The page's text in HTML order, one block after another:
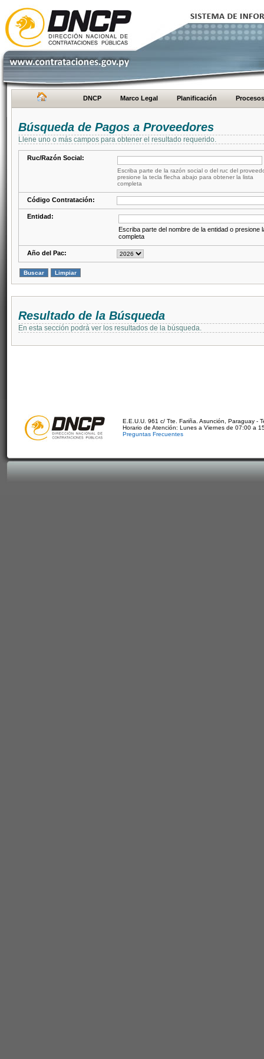
DNCP Marco Legal Planificación Procesos
Búsqueda de Pagos a Proveedores
Llene uno o más campos para obtener el resultado requerido.
Ruc/Razón Social:
Escriba parte de la razón social o del ruc del
presione la tecla flecha abajo para obtener la lista
completa
Código Contratación:
Entidad:
Escriba parte del nombre de la entidad o presione
completa
Año del Pac:
Resultado de la Búsqueda
En esta sección podrá ver los resultados de la búsqueda.
E.E.U.U. 961 c/ Tte. Fariña. Asunción, Paraguay -
Horario de Atención: Lunes a Viernes de 07:00 a
Preguntas Frecuentes